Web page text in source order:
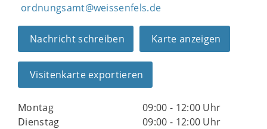
ordnungsamt@weissenfels.de
Nachricht schreiben Karte anzeigen
Visitenkarte exportieren
Montag
09:00 - 12:00 Uhr
Dienstag
09:00 - 12:00 Uhr